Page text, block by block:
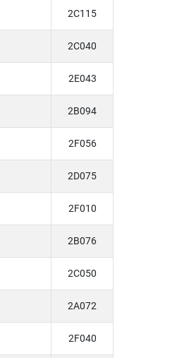
2C115
2C040
2E043
2B094
2F056
2D075
2F010
2B076
2C050
2A072
2F040